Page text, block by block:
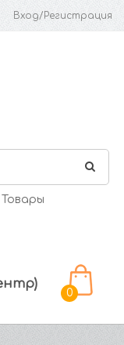
Вход/Регистрация
0